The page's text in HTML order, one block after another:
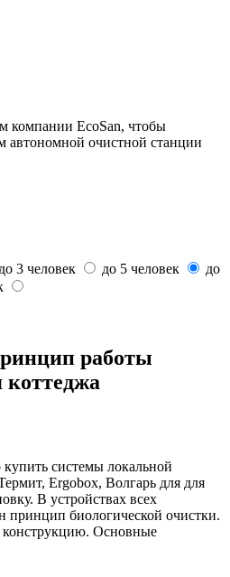
компании EcoSan, чтобы
автономной очистной станции
до 3 человек до 5 человек
до
работы
коттеджа
системы локальной
Ergobox, Волгарь для для
В устройствах всех
принцип биологической очистки.
Основные